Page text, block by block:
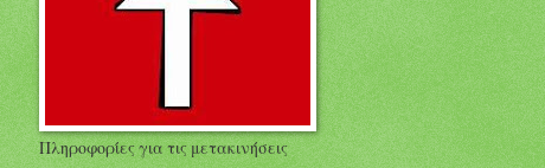
Πληροφορίες για τις μετακινήσεις